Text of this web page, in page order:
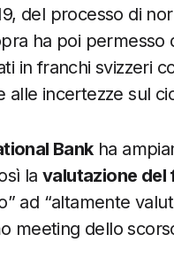
del processo di
ha poi permesso
in franchi svizzeri
incertezze sul
Bankha
la valutazione del
ad “altamente
meeting dello